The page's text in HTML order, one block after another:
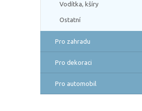
Vodítka, kšíry
Ostatní
Pro zahradu
Pro dekoraci
Pro automobil